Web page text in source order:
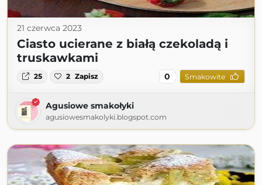
21 czerwca 2023
Ciasto ucierane z białą czekoladą i
truskawkami
25 2 Zapisz 0 Smakowite
Agusiowe smakołyki
agusiowesmakolyki.blogspot.com